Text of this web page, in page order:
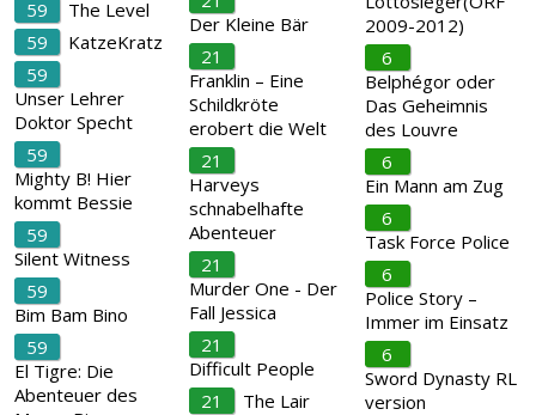
59
The Level
59
KatzeKratz
59
Unser Lehrer
Doktor Specht
59
Mighty B! Hier
kommt Bessie
59
Silent Witness
59
Bim Bam Bino
59
El Tigre: Die
Abenteuer des
Der Kleine Bär
21
Franklin – Eine
Schildkröte
erobert die Welt
21
Harveys
schnabelhafte
Abenteuer
21
Murder One - Der
Fall Jessica
21
Difficult People
21
The Lair
2009-2012)
6
Belphégor oder
Das Geheimnis
des Louvre
6
Ein Mann am Zug
6
Task Force Police
6
Police Story –
Immer im Einsatz
6
Sword Dynasty RL
version